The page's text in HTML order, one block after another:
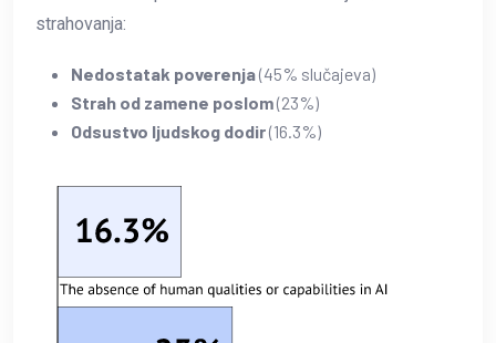
strahovanja:
Nedostatak poverenja(45% slučajeva)
Strah od zamene poslom(23%)
Odsustvo ljudskog dodir(16.3%)